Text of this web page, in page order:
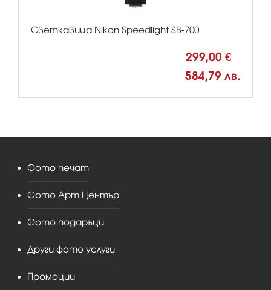
Светкавица Nikon Speedlight SB-700
299,00 €
584,79 лв.
Фото печат
Фото Арт Център
Фото подаръци
Други фото услуги
Промоции